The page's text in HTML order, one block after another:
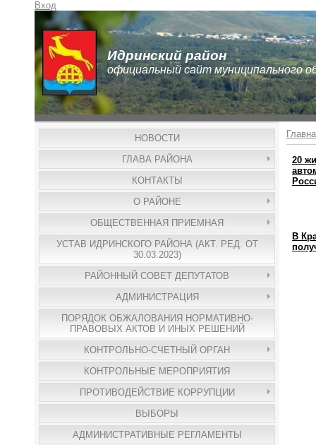
Вход
Идринский район
официальный сайт муниципального
НОВОСТИ
ГЛАВА РАЙОНА
КОНТАКТЫ
О РАЙОНЕ
ОБЩЕСТВЕННАЯ ПРИЕМНАЯ
УСТАВ ИДРИНСКОГО РАЙОНА (АКТ. РЕД. ОТ
30.03.2023)
РАЙОННЫЙ СОВЕТ ДЕПУТАТОВ
АДМИНИСТРАЦИЯ
ПОРЯДОК ОБЖАЛОВАНИЯ НОРМАТИВНО-
ПРАВОВЫХ АКТОВ И ИНЫХ РЕШЕНИЙ
КОНТРОЛЬНО-СЧЕТНЫЙ ОРГАН
КОНТРОЛЬНЫЕ МЕРОПРИЯТИЯ
ПРОТИВОДЕЙСТВИЕ КОРРУПЦИИ
ВЫБОРЫ
АДМИНИСТРАТИВНЫЕ РЕГЛАМЕНТЫ
20
В